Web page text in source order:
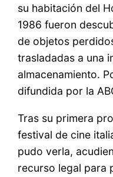
su habitación del
1986 fueron
de objetos
trasladadas a una
almacenamiento.
difundida por la
Tras su primera
festival de cine
pudo verla,
recurso legal para